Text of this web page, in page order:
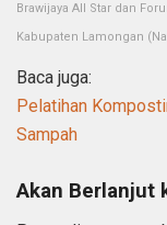
Brawijaya All Star dan
Kabupaten Lamongan
Baca juga:
Pelatihan
Sampah
Akan Berlanjut